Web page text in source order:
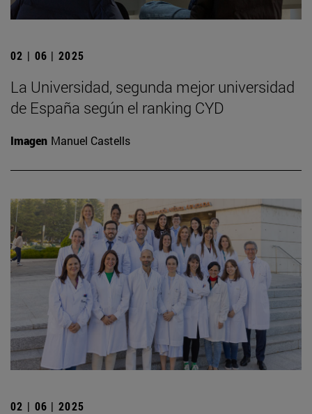
02 | 06 | 2025
La Universidad, segunda mejor universidad
de España según el ranking CYD
Imagen Manuel Castells
02 | 06 | 2025